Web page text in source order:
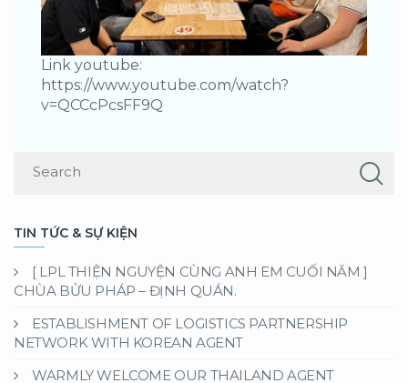
Link youtube:
https://www.youtube.com/watch?
v=QCCcPcsFF9Q
TIN TỨC & SỰ KIỆN
[ LPL THIỆN NGUYỆN CÙNG ANH EM CUỐI NĂM ]
CHÙA BỬU PHÁP – ĐỊNH QUÁN.
ESTABLISHMENT OF LOGISTICS PARTNERSHIP
NETWORK WITH KOREAN AGENT
WARMLY WELCOME OUR THAILAND AGENT